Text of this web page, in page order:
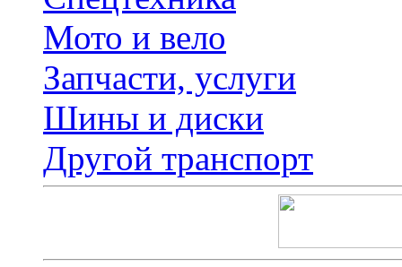
Мото и вело
Запчасти, услуги
Шины и диски
Другой транспорт